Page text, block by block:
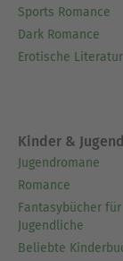
Sports Romance
Dark Romance
Erotische Literatur
Kinder & Jugend
Jugendromane
Romance
Fantasybücher für
Jugendliche
Beliebte